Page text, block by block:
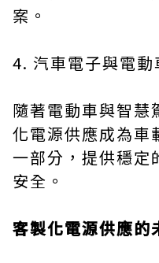
案。
4. 汽車電子與電動
隨著電動車與智慧
化電源供應成為車
一部分，提供穩定
安全。
客製化電源供應的